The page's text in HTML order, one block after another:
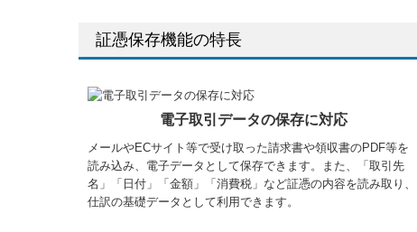
証憑保存機能の特長
電子取引データの保存に対応
メールやECサイト等で受け取った請求書や領収書のPDF等を
読み込み、電子データとして保存できます。また、「取引先
名」「日付」「金額」「消費税」など証憑の内容を読み取り、
仕訳の基礎データとして利用できます。